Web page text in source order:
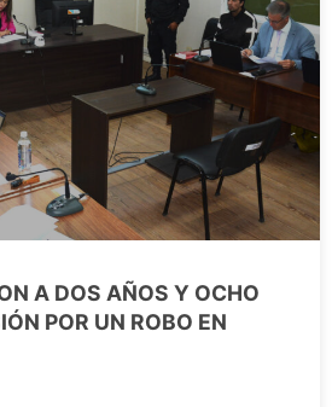
A DOS AÑOS Y OCHO
POR UN ROBO EN